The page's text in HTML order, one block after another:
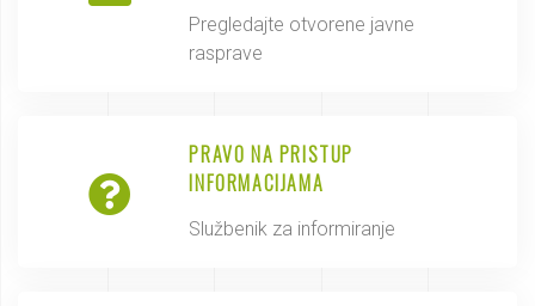
Pregledajte otvorene javne
rasprave
PRAVO NA PRISTUP
INFORMACIJAMA
Službenik za informiranje